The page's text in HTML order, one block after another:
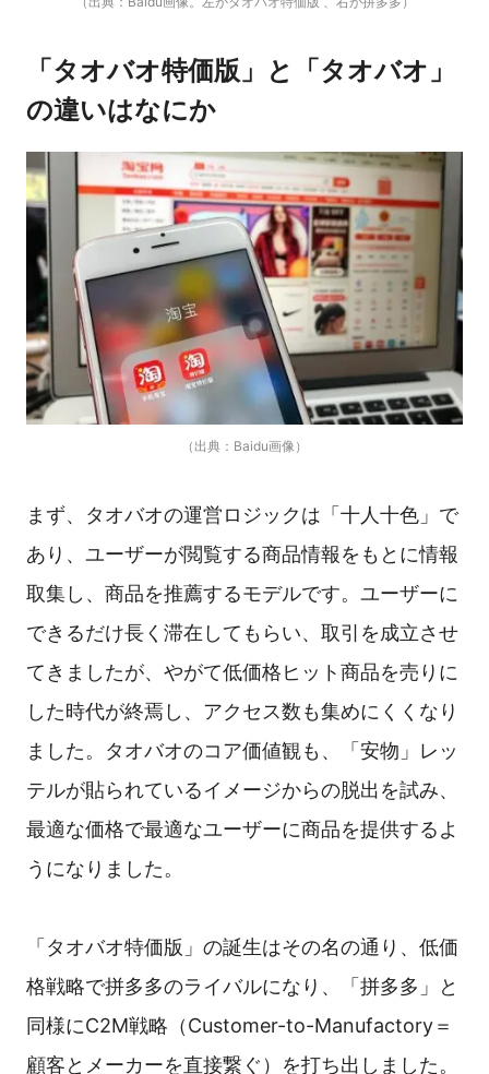
「タオバオ特価版」と「タオバオ」
の違いはなにか
（出典：Baidu画像）
まず、タオバオの運営ロジックは「十人十色」で
あり、ユーザーが閲覧する商品情報をもとに情報
取集し、商品を推薦するモデルです。ユーザーに
できるだけ長く滞在してもらい、取引を成立させ
てきましたが、やがて低価格ヒット商品を売りに
した時代が終焉し、アクセス数も集めにくくなり
ました。タオバオのコア価値観も、「安物」レッ
テルが貼られているイメージからの脱出を試み、
最適な価格で最適なユーザーに商品を提供するよ
うになりました。
「タオバオ特価版」の誕生はその名の通り、低価
格戦略で拼多多のライバルになり、「拼多多」と
同様にC2M戦略（Customer-to-Manufactory＝
顧客とメーカーを直接繋ぐ）を打ち出しました。